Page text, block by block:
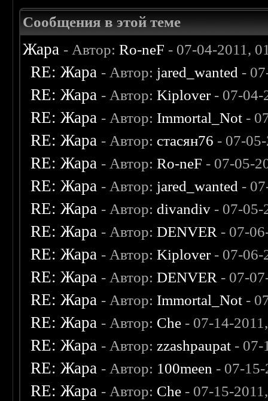
Сообщения в этой теме
Жара - Автор:Ro-neF - 07-04-2011,
RE: Жара - Автор: jared_wanted -
RE: Жара - Автор:Kiplover- 07-04-
RE: Жара - Автор: Immortal_Not -
RE: Жара - Автор: стасян76 - 07-
RE: Жара - Автор:Ro-neF - 07-05-
RE: Жара - Автор: jared_wanted -
RE: Жара - Автор: divandiv - 07-05-
RE: Жара - Автор:DENVER - 07-
RE: Жара - Автор:Kiplover- 07-06-
RE: Жара - Автор:DENVER - 07-
RE: Жара - Автор: Immortal_Not -
RE: Жара - Автор: Che - 07-14-
RE: Жара - Автор: zzashpaupat - 07-
RE: Жара - Автор: 100meen - 07-
RE: Жара - Автор: Che - 07-15-